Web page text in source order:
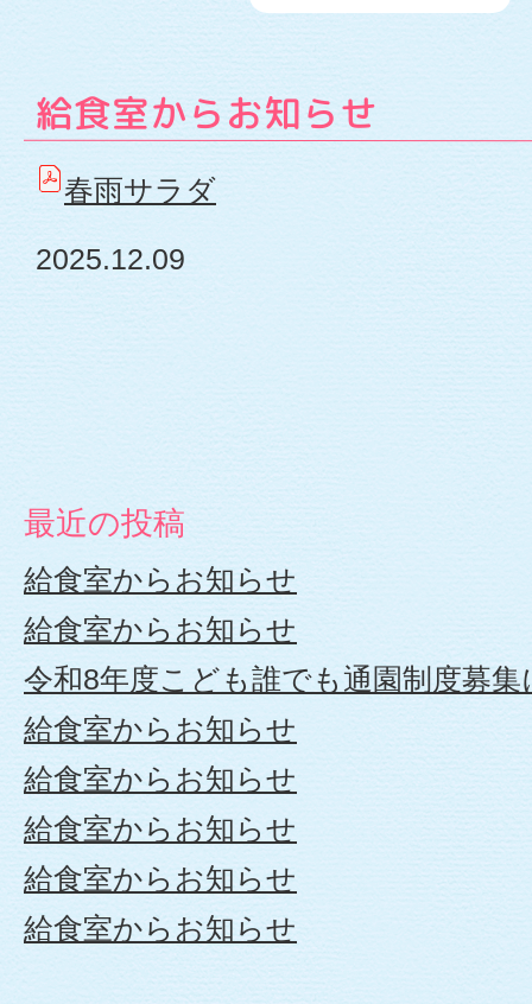
幼
保
連
ど
も
園
や
な
が
給食室からお知らせ
春雨サラダ
2025.12.09
最近の投稿
給食室からお知らせ
給食室からお知らせ
令和8年度こども誰でも通園制度募
給食室からお知らせ
給食室からお知らせ
給食室からお知らせ
給食室からお知らせ
給食室からお知らせ